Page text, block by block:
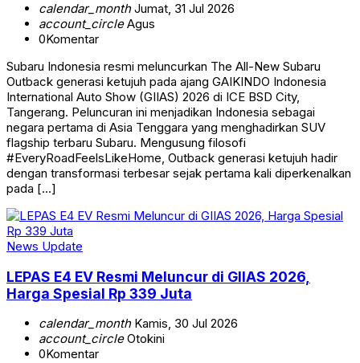
calendar_monthJumat, 31 Jul 2026
account_circleAgus
0Komentar
Subaru Indonesia resmi meluncurkan The All-New Subaru
Outback generasi ketujuh pada ajang GAIKINDO Indonesia
International Auto Show (GIIAS) 2026 di ICE BSD City,
Tangerang. Peluncuran ini menjadikan Indonesia sebagai
negara pertama di Asia Tenggara yang menghadirkan SUV
flagship terbaru Subaru. Mengusung filosofi
#EveryRoadFeelsLikeHome, Outback generasi ketujuh hadir
dengan transformasi terbesar sejak pertama kali diperkenalkan
pada […]
News Update
LEPAS E4 EV Resmi Meluncur di GIIAS 2026,
Harga Spesial Rp 339 Juta
calendar_monthKamis, 30 Jul 2026
account_circleOtokini
0Komentar